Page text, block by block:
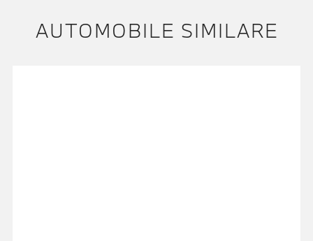
AUTOMOBILE SIMILARE